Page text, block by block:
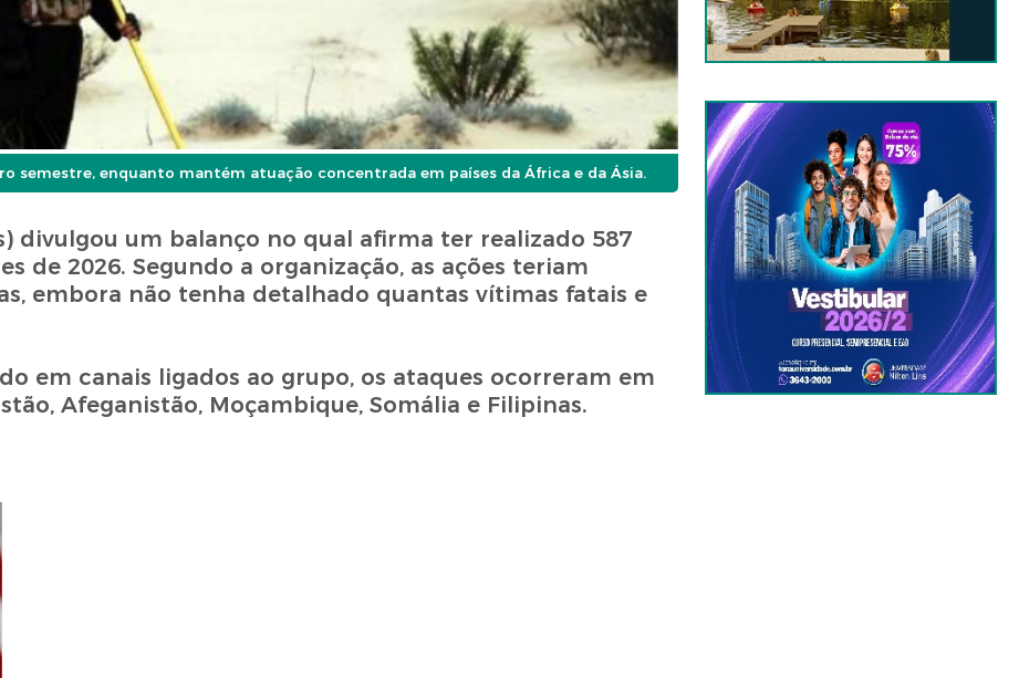
semestre, enquanto mantém atuação concentrada em países da África e da Ásia.
divulgou um balanço no qual afirma ter realizado 587
de 2026. Segundo a organização, as ações teriam
embora não tenha detalhado quantas vítimas fatais e
em canais ligados ao grupo, os ataques ocorreram em
Afeganistão, Moçambique, Somália e Filipinas.